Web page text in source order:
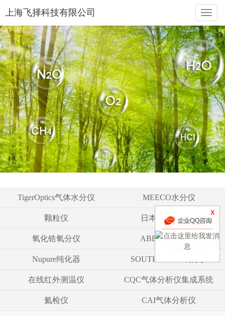
上海飞择科技有限公司
TigerOptics气体水分仪 MEECO水分仪
颗粒仪 日本液空氧分仪
氧化锆氧分仪 ABB气体分析仪
Nupure纯化器 SOUTHLAND 氧分仪
在线红外测温仪 CQC气体分析仪集成系统
氦检仪 CAI气体分析仪